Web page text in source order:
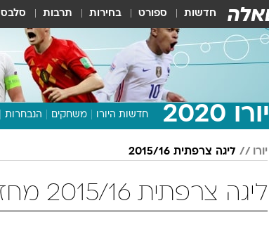
חדשות ספורט בחירות תרבות סלבס
יורו 2020 חדשות היורו משחקים הנבחרות
יורו ליגה צרפתית 2015/16
ליגה צרפתית 2015/16 מחזור 9 כדורגל